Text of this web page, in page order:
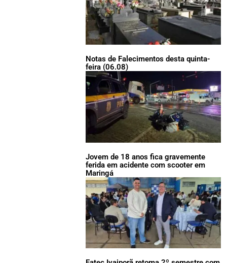
Notas de Falecimentos desta quinta-
feira (06.08)
Jovem de 18 anos fica gravemente
ferida em acidente com scooter em
Maringá